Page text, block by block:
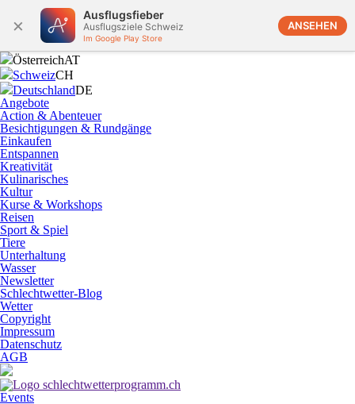
× Ausflugsfieber
Ausflugsziele Schweiz
Im Google Play Store
ANSEHEN
ÖsterreichAT
SchweizCH
DeutschlandDE
Angebote
Action & Abenteuer
Besichtigungen & Rundgänge
Einkaufen
Entspannen
Kreativität
Kulinarisches
Kultur
Kurse & Workshops
Reisen
Sport & Spiel
Tiere
Unterhaltung
Wasser
Newsletter
Schlechtwetter-Blog
Wetter
Copyright
Impressum
Datenschutz
AGB
Events